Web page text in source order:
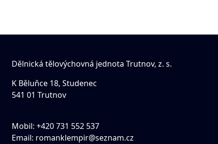
Dělnická tělovýchovná jednota Trutnov, z. s.
K Běluňce 18, Studenec
541 01 Trutnov
Mobil: +420 731 552 537
Email: romanklempir@seznam.cz